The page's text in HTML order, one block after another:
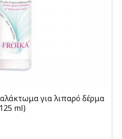
για λιπαρό δέρμα
ml)